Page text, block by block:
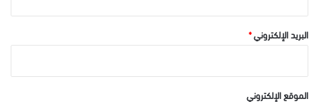
البريد الإلكتروني*
الموقع الإلكتروني